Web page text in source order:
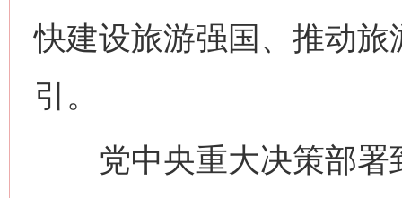
快建设旅游强国、推动
引。
党中央重大决策部署